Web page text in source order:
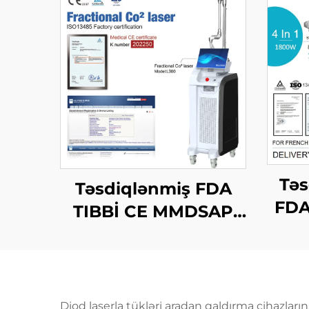
Təsdiqlənmiş FDA
TIBBİ CE MMDSAP
nm,
Diod laserla tükləri aradan qaldırma